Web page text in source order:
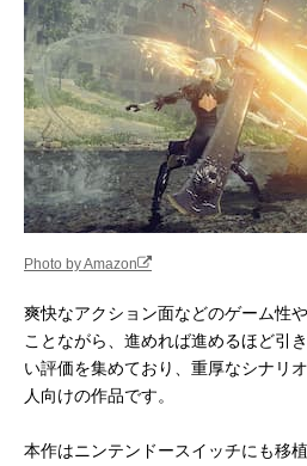
Photo by Amazon
爽快なアクション面などのゲーム性
ことながら、進めれば進めるほど引
い評価を集めており、重厚なシナリ
人向けの作品です。
本作はニンテンドースイッチにも移